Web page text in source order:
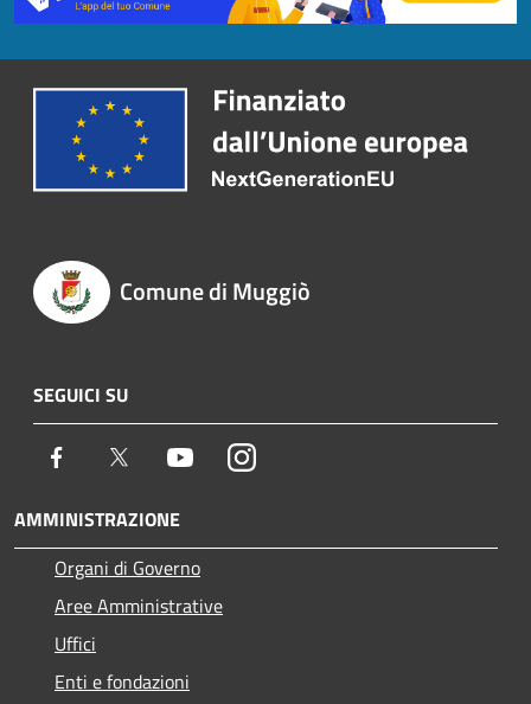
Comune di Muggiò
SEGUICI SU
Facebook Twitter YoutubeInstagram
AMMINISTRAZIONE
Organi di Governo
Aree Amministrative
Uffici
Enti e fondazioni